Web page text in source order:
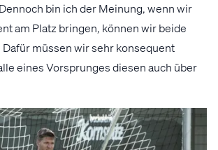
bin ich der Meinung, wenn wir
am Platz bringen, können wir beide
müssen wir sehr konsequent
eines Vorsprunges diesen auch über